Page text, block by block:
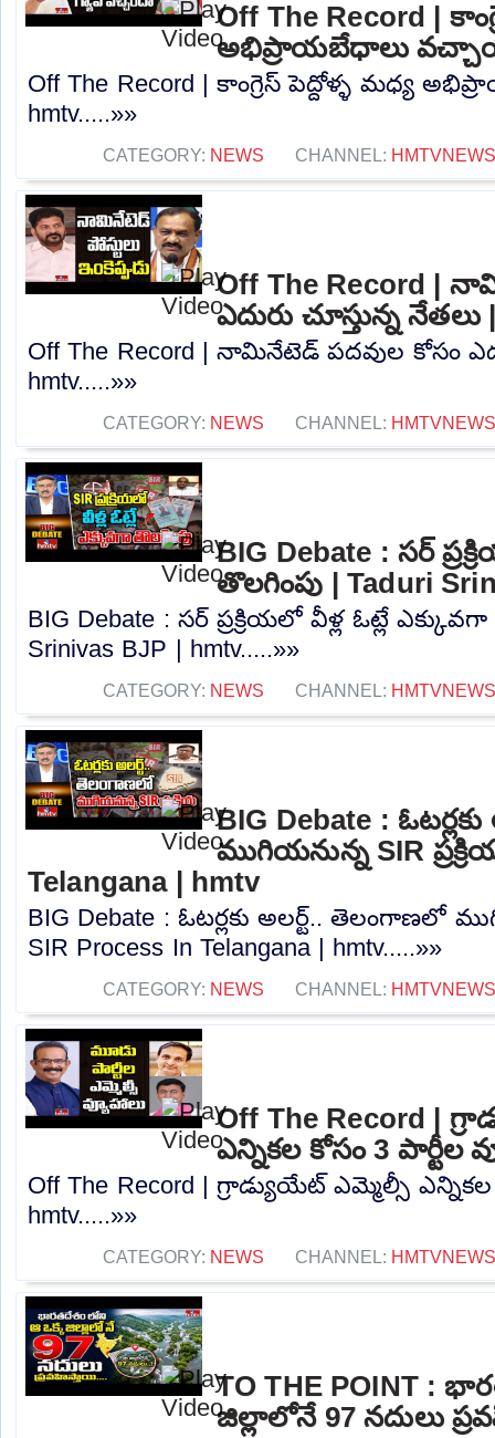
Off The Record |
అభిప్రాయబేధాలు
Off The Record | కాంగ్రెస్ పెద్దోళ్ళ మధ్య
hmtv.....»»
CATEGORY: NEWS CHANNEL: HMTVNEWS
Off The Record |
ఎదురు చూస్తున్న నేతలు
Off The Record | నామినేటెడ్ పదవుల కోసం
hmtv.....»»
CATEGORY: NEWS CHANNEL: HMTVNEWS
BIG Debate : సర్
తొలగింపు | Taduri
BIG Debate : సర్ ప్రక్రియలో వీళ్ల ఓట్లే
Srinivas BJP | hmtv.....»»
CATEGORY: NEWS CHANNEL: HMTVNEWS
BIG Debate :
ముగియనున్న SIR
Telangana | hmtv
BIG Debate : ఓటర్లకు అలర్ట్.. తెలంగాణలో
SIR Process In Telangana | hmtv.....»»
CATEGORY: NEWS CHANNEL: HMTVNEWS
Off The Record |
ఎన్నికల కోసం 3 పార్టీల
Off The Record | గ్రాడ్యుయేట్ ఎమ్మెల్సీ
hmtv.....»»
CATEGORY: NEWS CHANNEL: HMTVNEWS
TO THE POINT :
జిల్లాలోనే 97 నదులు